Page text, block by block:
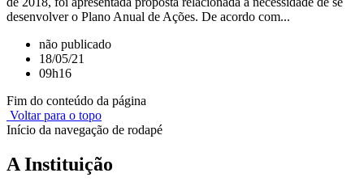
desenvolver o Plano Anual de Ações. De acordo com...
não publicado
18/05/21
09h16
Fim do conteúdo da página
Voltar para o topo
Início da navegação de rodapé
A Instituição